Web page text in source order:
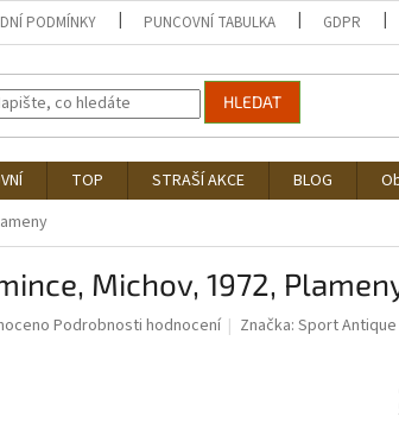
PODMÍNKY PUNCOVNÍ TABULKA GDPR
HLEDAT
TOP STRAŠÍ AKCE BLOG
Michov, 1972,
Podrobnosti hodnocení Značka:Sport Antique